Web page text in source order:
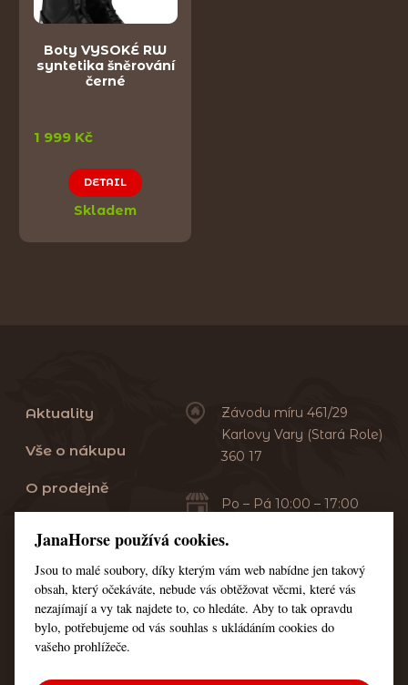
Boty VYSOKÉ RW
syntetika šněrování
černé
1 999 Kč
DETAIL
Skladem
Aktuality
Vše o nákupu
O prodejně
Servis
Kontakt
Nastavení cookies
Závodu míru 461/29
Karlovy Vary (Stará Role)
360 17
Po – Pá 10:00 – 17:00
+420 353 549 410
+420 608 444 378
JanaHorse používá cookies.
Jsou to malé soubory, díky kterým vám web nabídne jen takový
obsah, který očekáváte, nebude vás obtěžovat věcmi, které vás
nezajímají a vy tak najdete to, co hledáte. Aby to tak opravdu
bylo, potřebujeme od vás souhlas s ukládáním cookies do
vašeho prohlížeče.